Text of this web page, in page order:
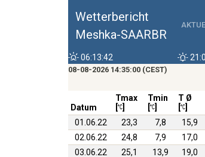
Wetterbericht
Meshka-SAARBR
06:13:42
08-08-2026 14:35:00 (CEST)
Datum
Tmax
Tmin
T Ø
01.06.22
23,3 7,8 15,9
02.06.22
24,8 7,9 17,0
03.06.22
25,1 13,9 19,0